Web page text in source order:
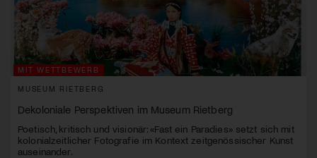
MIT WETTBEWERB
MUSEUM RIETBERG
Dekoloniale Perspektiven im Museum Rietberg
Poetisch, kritisch und visionär: «Fast ein Paradies» setzt sich mit
kolonialzeitlicher Fotografie im Kontext zeitgenössischer Kunst
auseinander.